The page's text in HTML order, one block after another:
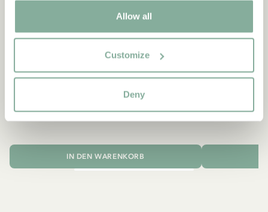
Allow all
Customize
Deny
Mütze Michel aus Lönneberga - Dunkelblau
18.90 EUR
IN DEN WARENKORB